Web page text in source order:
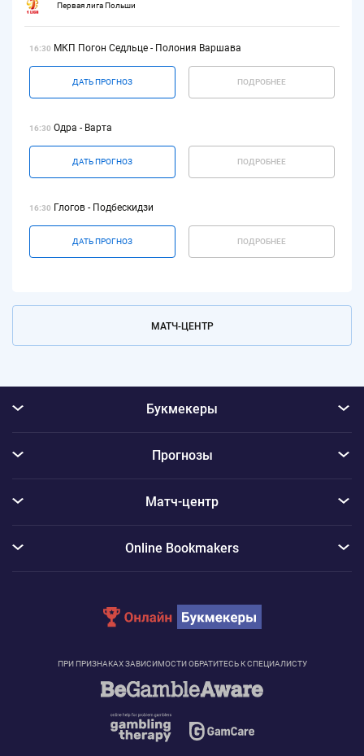
Первая лига Польши
16:30 МКП Погон Седльце - Полония Варшава
ДАТЬ ПРОГНОЗ ПОДРОБНЕЕ
16:30 Одра - Варта
ДАТЬ ПРОГНОЗ ПОДРОБНЕЕ
16:30 Глогов - Подбескидзи
ДАТЬ ПРОГНОЗ ПОДРОБНЕЕ
МАТЧ-ЦЕНТР
ПРИ ПРИЗНАКАХ ЗАВИСИМОСТИ ОБРАТИТЕСЬ К СПЕЦИАЛИСТУ
Букмекеры
Прогнозы
Матч-центр
Online Bookmakers